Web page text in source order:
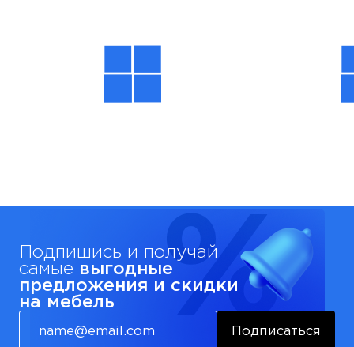
Подпишись и получай
самые выгодные
предложения и скидки
на мебель
Подписаться